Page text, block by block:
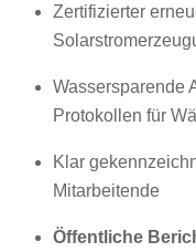
Zertifizierter
Wassersparende
Protokollen für
Klar
Mitarbeitende
Öffentliche